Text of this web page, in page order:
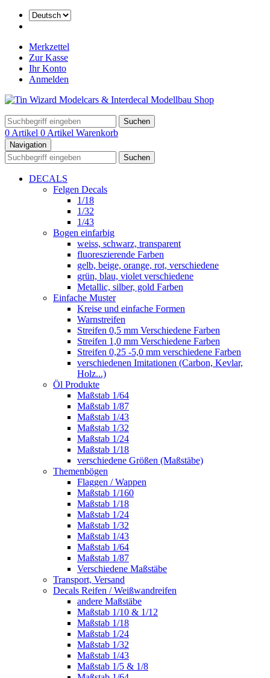
Merkzettel
Zur Kasse
Ihr Konto
Anmelden
Suchen
0 Artikel 0 Artikel Warenkorb
Navigation
Suchen
DECALS
Felgen Decals
1/18
1/32
1/43
Bogen einfarbig
weiss, schwarz, transparent
fluoreszierende Farben
gelb, beige, orange, rot, verschiedene
grün, blau, violet verschiedene
Metallic, silber, gold Farben
Einfache Muster
Kreise und einfache Formen
Warnstreifen
Streifen 0,5 mm Verschiedene Farben
Streifen 1,0 mm Verschiedene Farben
Streifen 0,25 -5,0 mm verschiedene Farben
verschiedenen Imitationen (Carbon, Kevlar,
Holz...)
Öl Produkte
Maßstab 1/64
Maßstab 1/87
Maßstab 1/43
Maßstab 1/32
Maßstab 1/24
Maßstab 1/18
verschiedene Größen (Maßstäbe)
Themenbögen
Flaggen / Wappen
Maßstab 1/160
Maßstab 1/18
Maßstab 1/24
Maßstab 1/32
Maßstab 1/43
Maßstab 1/64
Maßstab 1/87
Verschiedene Maßstäbe
Transport, Versand
Decals Reifen / Weißwandreifen
andere Maßstäbe
Maßstab 1/10 & 1/12
Maßstab 1/18
Maßstab 1/24
Maßstab 1/32
Maßstab 1/43
Maßstab 1/5 & 1/8